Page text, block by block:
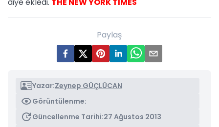
Paylaş
Yazar:Zeynep GÜÇLÜCAN
Görüntülenme:
Güncellenme Tarihi:27 Ağustos 2013